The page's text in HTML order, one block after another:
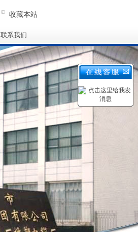
收藏本站
联系我们